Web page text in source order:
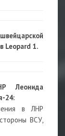
Leopard 1.
Леонида
24:
в ЛНР
ВСУ,